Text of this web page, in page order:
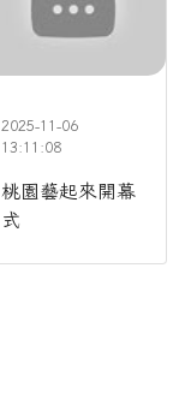
2025-11-06
13:11:08
桃園藝起來開幕
式